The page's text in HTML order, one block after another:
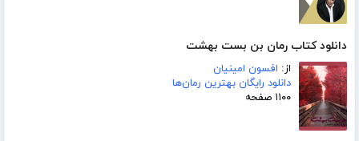
دانلود کتاب رمان بن بست بهشت
از: افسون امینیان
دانلود رایگان بهترین رمان‌ها
۱۱۰۰ صفحه